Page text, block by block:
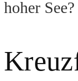
hoher See?